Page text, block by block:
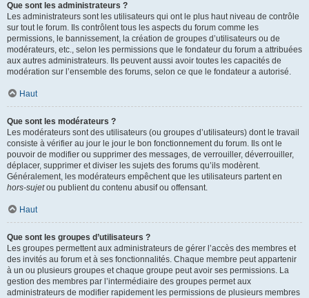
Que sont les administrateurs ?
Les administrateurs sont les utilisateurs qui ont le plus haut niveau de contrôle
sur tout le forum. Ils contrôlent tous les aspects du forum comme les
permissions, le bannissement, la création de groupes d’utilisateurs ou de
modérateurs, etc., selon les permissions que le fondateur du forum a attribuées
aux autres administrateurs. Ils peuvent aussi avoir toutes les capacités de
modération sur l’ensemble des forums, selon ce que le fondateur a autorisé.
Haut
Que sont les modérateurs ?
Les modérateurs sont des utilisateurs (ou groupes d’utilisateurs) dont le travail
consiste à vérifier au jour le jour le bon fonctionnement du forum. Ils ont le
pouvoir de modifier ou supprimer des messages, de verrouiller, déverrouiller,
déplacer, supprimer et diviser les sujets des forums qu’ils modèrent.
Généralement, les modérateurs empêchent que les utilisateurs partent en
hors-sujetou publient du contenu abusif ou offensant.
Haut
Que sont les groupes d’utilisateurs ?
Les groupes permettent aux administrateurs de gérer l’accès des membres et
des invités au forum et à ses fonctionnalités. Chaque membre peut appartenir
à un ou plusieurs groupes et chaque groupe peut avoir ses permissions. La
gestion des membres par l’intermédiaire des groupes permet aux
administrateurs de modifier rapidement les permissions de plusieurs membres